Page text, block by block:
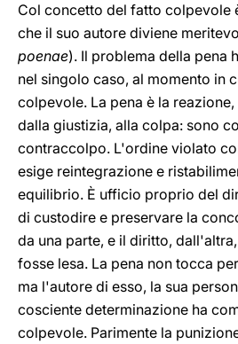
Col concetto del fatto colpevole
che il suo autore diviene
poenae). Il problema della pena
nel singolo caso, al momento in
colpevole. La pena è la
dalla giustizia, alla colpa: sono
contraccolpo. L'ordine violato
esige reintegrazione e
equilibrio. È ufficio proprio del
di custodire e preservare la
da una parte, e il diritto,
fosse lesa. La pena non tocca
ma l'autore di esso, la sua
cosciente determinazione ha
colpevole. Parimente la